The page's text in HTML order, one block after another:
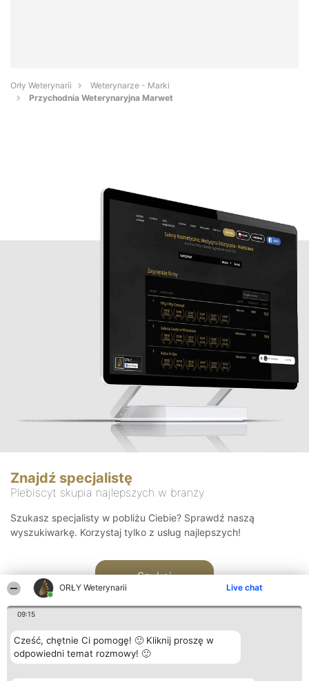
ORŁY Weterynarii Live chat
09:15
Cześć, chętnie Ci pomogę! 🙂 Kliknij proszę w
odpowiedni temat rozmowy! 🙂
Orły Weterynarii
Weterynarze - Marki
Przychodnia Weterynaryjna Marwet
Znajdź specjalistę
Plebiscyt skupia najlepszych w branży
Szukasz specjalisty w pobliżu Ciebie? Sprawdź naszą
wyszukiwarkę. Korzystaj tylko z usług najlepszych!
Szukaj
Organizator plebiscytu Plebiscyt Kontakt